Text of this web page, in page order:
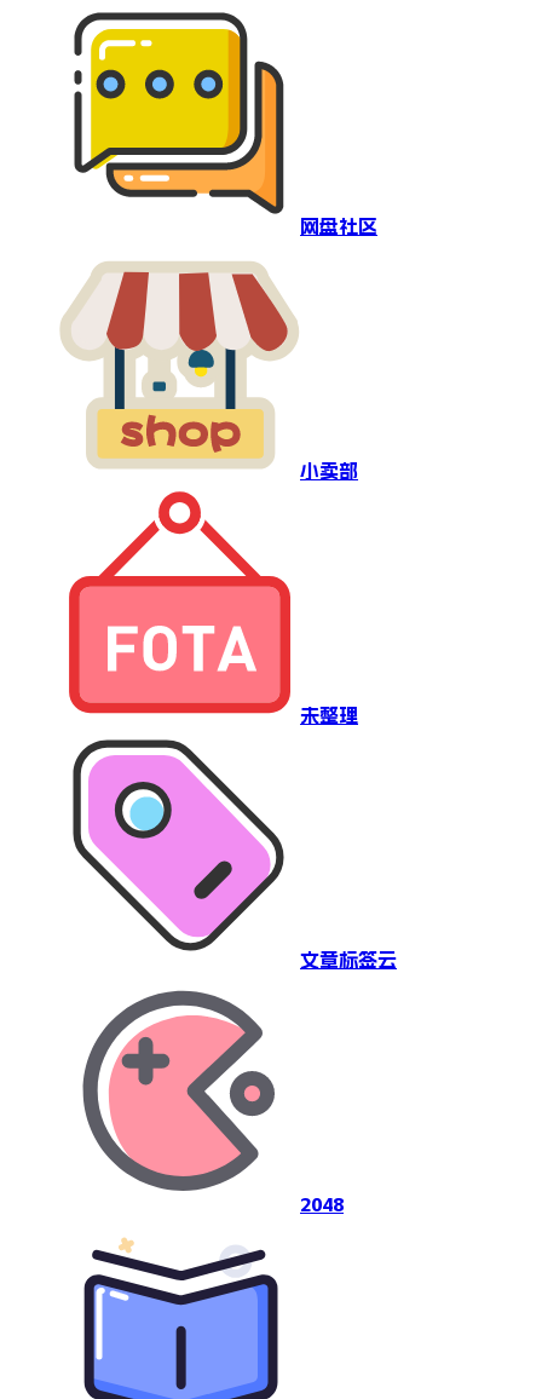
网盘社区
小卖部
未整理
文章标签云
2048